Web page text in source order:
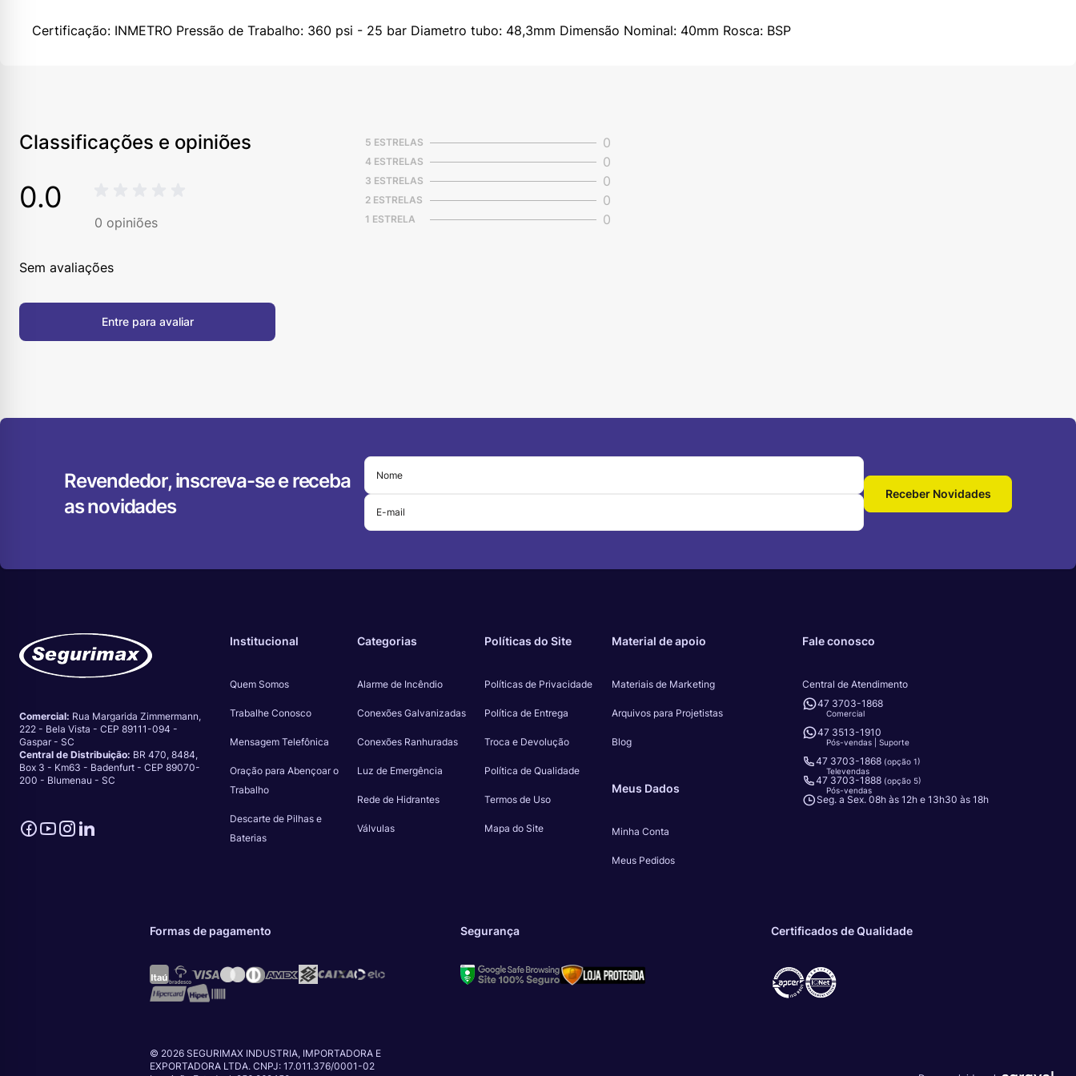
Certificação: INMETRO Pressão de Trabalho: 360 psi - 25 bar Diametro tubo: 48,3mm Dimensão Nominal: 40mm Rosca: BSP
Classificações e opiniões
0.0
0 opiniões
5 ESTRELAS 0
4 ESTRELAS 0
3 ESTRELAS 0
2 ESTRELAS 0
1 ESTRELA 0
Sem avaliações
Entre para avaliar
Revendedor, inscreva-se e receba
as novidades
Receber Novidades
Comercial: Rua Margarida Zimmermann,
222 - Bela Vista - CEP 89111-094 -
Gaspar - SC
Central de Distribuição: BR 470, 8484,
Box 3 - Km63 - Badenfurt - CEP 89070-
200 - Blumenau - SC
Institucional
Quem Somos
Trabalhe Conosco
Mensagem Telefônica
Oração para Abençoar o
Trabalho
Descarte de Pilhas e
Baterias
Categorias
Alarme de Incêndio
Conexões Galvanizadas
Conexões Ranhuradas
Luz de Emergência
Rede de Hidrantes
Válvulas
Políticas do Site
Políticas de Privacidade
Política de Entrega
Troca e Devolução
Política de Qualidade
Termos de Uso
Mapa do Site
Material de apoio
Materiais de Marketing
Arquivos para Projetistas
Blog
Meus Dados
Minha Conta
Meus Pedidos
Fale conosco
Central de Atendimento
47 3703-1868
Comercial
47 3513-1910
Pós-vendas | Suporte
47 3703-1868 (opção 1)
Televendas
47 3703-1888 (opção 5)
Pós-vendas
Seg. a Sex. 08h às 12h e 13h30 às 18h
Formas de pagamento Segurança Certificados de Qualidade
© 2026 SEGURIMAX INDUSTRIA, IMPORTADORA E
EXPORTADORA LTDA. CNPJ: 17.011.376/0001-02